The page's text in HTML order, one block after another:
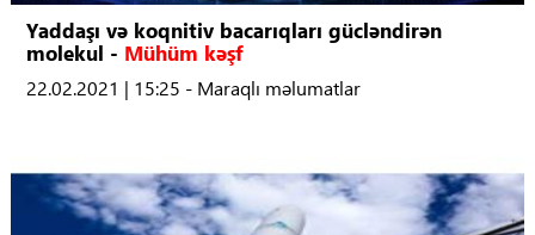
Yaddaşı və koqnitiv bacarıqları gücləndirən
molekul - Mühüm kəşf
22.02.2021 | 15:25 - Maraqlı məlumatlar